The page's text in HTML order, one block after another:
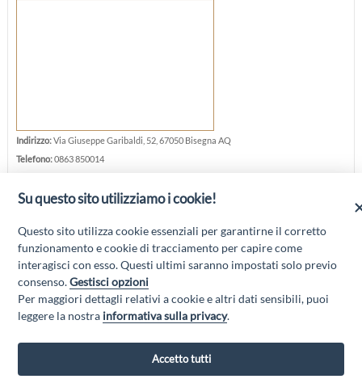
Indirizzo:Via Giuseppe Garibaldi, 52, 67050 Bisegna AQ
Telefono:0863 850014
Sito web:www.hotel-gemma.it/sito/index.html
“Attività cofinanziate dal PSR 2014/2020 Abruzzo - mis. 19 PSL La Terra dei
M@rsi - Fondo FEASR; Sottomisura 19.2; Tipologia di intervento 19.2.1
Su questo sito utilizziamo i cookie!
Questo sito utilizza cookie essenziali per garantirne il corretto
funzionamento e cookie di tracciamento per capire come
interagisci con esso. Questi ultimi saranno impostati solo previo
consenso.Gestisci opzioni
Per maggiori dettagli relativi a cookie e altri dati sensibili, puoi
leggere la nostra informativa sulla privacy.
Accetto tutti